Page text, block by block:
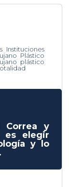
Instituciones
Plástico
plástico
Correa y
es elegir
y lo